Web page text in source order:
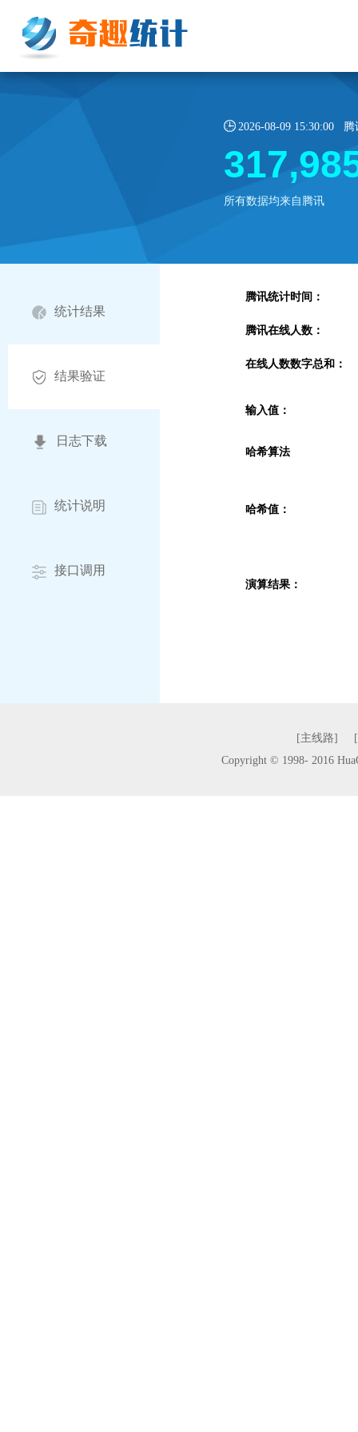
2026-08-09 15:30:00
所有数据均来自腾讯
统计结果
结果验证
日志下载
统计说明
接口调用
腾讯统计时间：
腾讯在线人数：
在线人数数字总和：
输入值：
哈希算法
哈希值：
演算结果：
[主线路]
Copyright © 1998- 2016